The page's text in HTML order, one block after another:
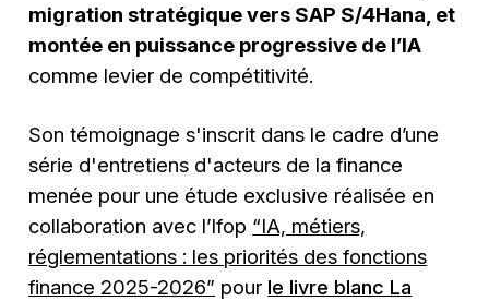
migration stratégique vers SAP S/4Hana, et
montée en puissance progressive de l’IA
comme levier de compétitivité.
Son témoignage s'inscrit dans le cadre d’une
série d'entretiens d'acteurs de la finance
menée pour une étude exclusive réalisée en
collaboration avec l’Ifop “IA, métiers,
réglementations : les priorités des fonctions
finance 2025-2026” pour le livre blanc La